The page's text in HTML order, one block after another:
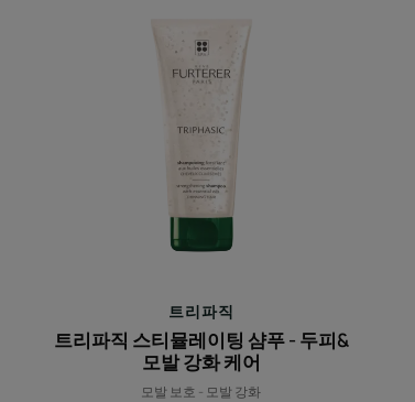
파
직
레
이
팅
샴
-
두
피
&
트리파직
트리파직 스티뮬레이팅 샴푸 - 두피&
모발 강화 케어
모발 보호 - 모발 강화